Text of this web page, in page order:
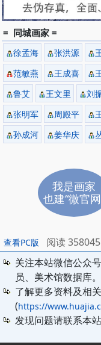
= 同城画家 =
徐孟海 张洪源
范敏燕
王成喜
鲁艾
王文里 刘
张明军
周殿平
孙成河
姜华庆
我是画家
也建“微官
查看PC版
阅读 358045
关注本站微信公众
员、美术馆数据库。
了解更多资料及相
(https://
发现问题请联系本